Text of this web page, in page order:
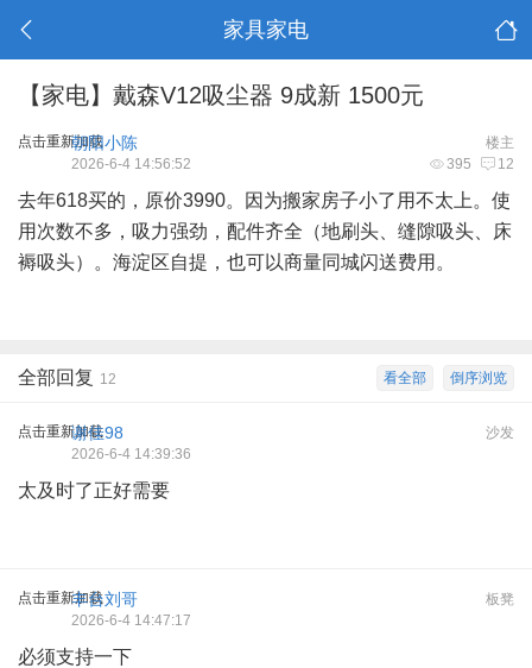
家具家电
【家电】戴森V12吸尘器 9成新 1500元
点击重新加载 楼主
朝阳小陈
395 12
2026-6-4 14:56:52
去年618买的，原价3990。因为搬家房子小了用不太上。使
用次数不多，吸力强劲，配件齐全（地刷头、缝隙吸头、床
褥吸头）。海淀区自提，也可以商量同城闪送费用。
倒序浏览
看全部
全部回复 12
点击重新加载 沙发
谢佳98
2026-6-4 14:39:36
太及时了正好需要
点击重新加载 板凳
丰台刘哥
2026-6-4 14:47:17
必须支持一下